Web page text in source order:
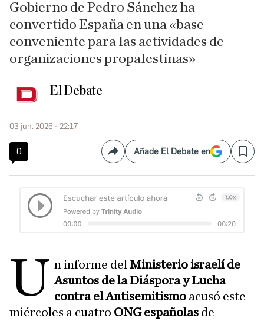
Gobierno de Pedro Sánchez ha
convertido España en una «base
conveniente para las actividades de
organizaciones propalestinas»
El Debate
03 jun. 2026 - 22:17
0 CompartirAñade El Debate en Save
U n informe delMinisterio israelí de
Asuntos de la Diáspora y Lucha
contra el Antisemitismo acusó este
miércoles a cuatro ONG españolas de